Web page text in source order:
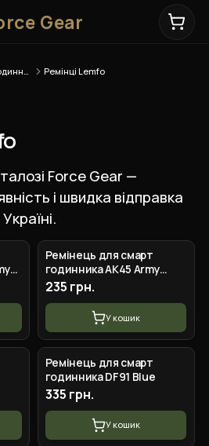
Gear
Ремінці Lemfo
Force Gear —
і швидка відправка
Ремінець для смарт
годинника АК45 Army
Green
235 грн.
У кошик
Ремінець для смарт
годинника DF91 Blue
335 грн.
У кошик